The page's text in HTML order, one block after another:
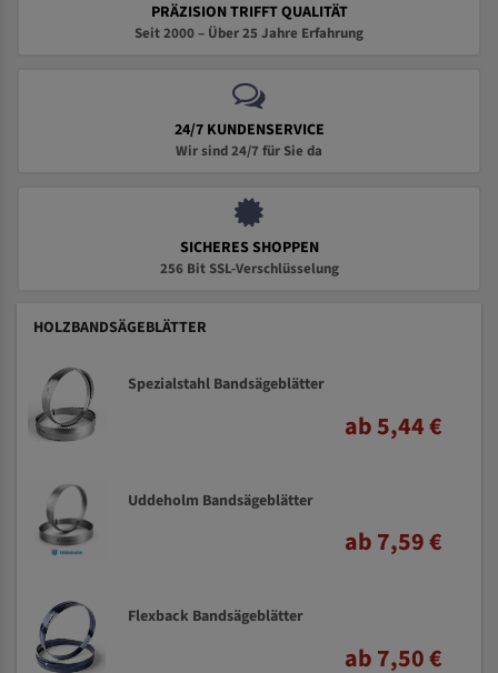
PRÄZISION TRIFFT QUALITÄT
Seit 2000 – Über 25 Jahre Erfahrung
24/7 KUNDENSERVICE
Wir sind 24/7 für Sie da
SICHERES SHOPPEN
256 Bit SSL-Verschlüsselung
HOLZBANDSÄGEBLÄTTER
Spezialstahl Bandsägeblätter
ab 5,44 €
Uddeholm Bandsägeblätter
ab 7,59 €
Flexback Bandsägeblätter
ab 7,50 €